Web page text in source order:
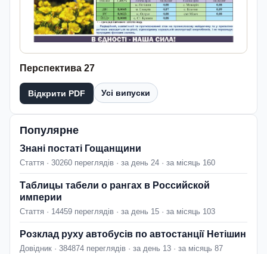
Перспектива 27
Відкрити PDF Усі випуски
Популярне
Знані постаті Гощанщини
Стаття · 30260 переглядів · за день 24 · за місяць 160
Таблицы табели о рангах в Российской
империи
Стаття · 14459 переглядів · за день 15 · за місяць 103
Розклад руху автобусів по автостанції Нетішин
Довідник · 384874 переглядів · за день 13 · за місяць 87